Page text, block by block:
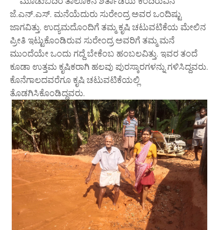
ಜೆ.ಎನ್.ಎಸ್. ಮನೆಯೆದುರು ಸುರೇಂದ್ರ ಅವರ ಒಂದಿಷ್ಟು
ಜಾಗವಿತ್ತು. ಉದ್ಯಮದೊಂದಿಗೆ ತಮ್ಮ ಕೃಷಿ ಚಟುವಟಿಕೆಯ ಮೇಲಿನ
ಪ್ರೀತಿ ಇಟ್ಟುಕೊಂಡಿರುವ ಸುರೇಂದ್ರ ಅವರಿಗೆ ತಮ್ಮ ಮನೆ
ಮುಂದೆಯೇ ಒಂದು ಗದ್ದೆ ಬೇಕೆಂಬ ಹಂಬಲವಿತ್ತು. ಇವರ ತಂದೆ
ಕೂಡಾ ಉತ್ತಮ ಕೃಷಿಕರಾಗಿ ಹಲವು ಪುರಸ್ಕಾರಗಳನ್ನು ಗಳಿಸಿದ್ದವರು.
ಕೊನೆಗಾಲದವರೆಗೂ ಕೃಷಿ ಚಟುವಟಿಕೆಯಲ್ಲಿ
ತೊಡಗಿಸಿಕೊಂಡಿದ್ದವರು.